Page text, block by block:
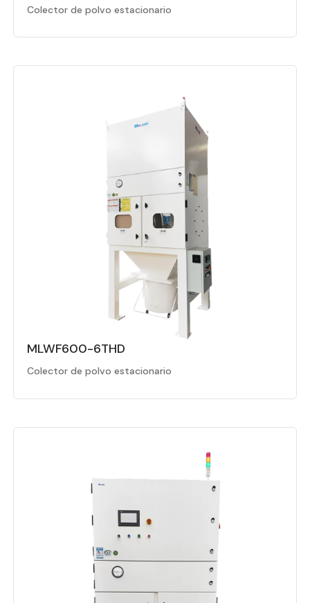
Colector de polvo estacionario
MLWF600-6THD
Colector de polvo estacionario